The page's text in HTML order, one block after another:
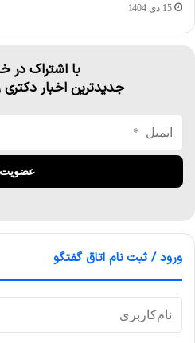
15 دی 1404
با اشتراک در
جدیدترین اخبار دکتری
ورود / ثبت نام اتاق گفتگو